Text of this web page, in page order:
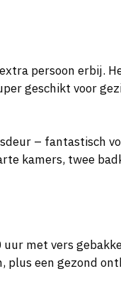
persoon erbij.
geschikt voor
– fantastisch
kamers, twee
met vers
plus een gezond